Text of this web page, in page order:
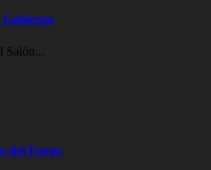
Gobierno
Salón...
del Fuego